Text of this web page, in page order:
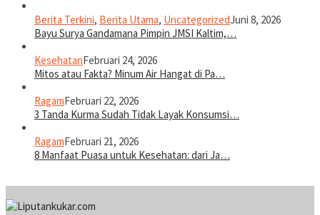
Berita Terkini, Berita Utama, UncategorizedJuni 8, 2026
Bayu Surya Gandamana Pimpin JMSI Kaltim,…
KesehatanFebruari 24, 2026
Mitos atau Fakta? Minum Air Hangat di Pa…
RagamFebruari 22, 2026
3 Tanda Kurma Sudah Tidak Layak Konsumsi…
RagamFebruari 21, 2026
8 Manfaat Puasa untuk Kesehatan: dari Ja…